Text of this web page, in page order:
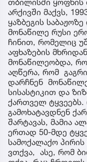
არქივში მაქვს,
ყაზბეგის
მონაწილე რუსი
ჩინით, რომელიც
აფხაზების
მონაწილეობდა,
აღწერა, რომ
დარჩნენ
სისასტიკით და
ქართველ
გამოხატავდნენ
შარტავას, მამია
ერთად 50-მდე
სამოქალაქო
ვთქვა, ასე, რომ